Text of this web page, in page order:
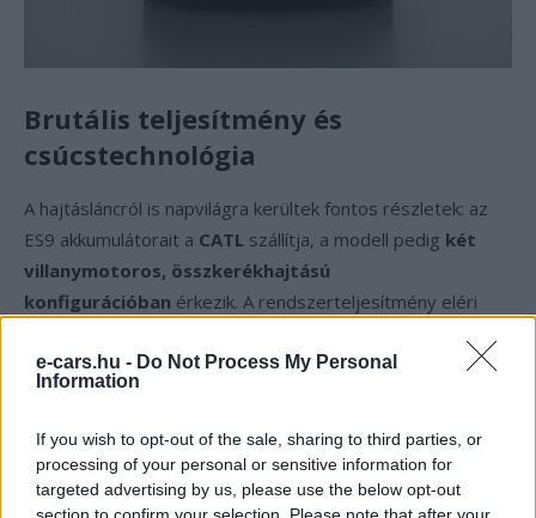
e-cars.hu - Do Not Process My Personal
Information
If you wish to opt-out of the sale, sharing to third parties, or
processing of your personal or sensitive information for
targeted advertising by us, please use the below opt-out
section to confirm your selection. Please note that after your
Brutális teljesítmény és
csúcstechnológia
A hajtásláncról is napvilágra kerültek fontos részletek: az
ES9 akkumulátorait a CATL szállítja, a modell pedig két
villanymotoros, összkerékhajtású
konfigurációban érkezik. A rendszerteljesítmény eléri
a hatalmas méretek ellenére a dinamika is a prémium
szegmenshez méltó lesz.
A közzétett képek alapján az ES9 formavilága erősen
emlékeztet az ES8-ra, ugyanakkor több látványos